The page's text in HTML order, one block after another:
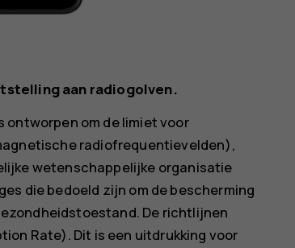
aan radiogolven.
ontworpen om de limiet voor
radiofrequentievelden),
wetenschappelijke organisatie
die bedoeld zijn om de bescherming
De richtlijnen
Rate). Dit is een uitdrukking voor